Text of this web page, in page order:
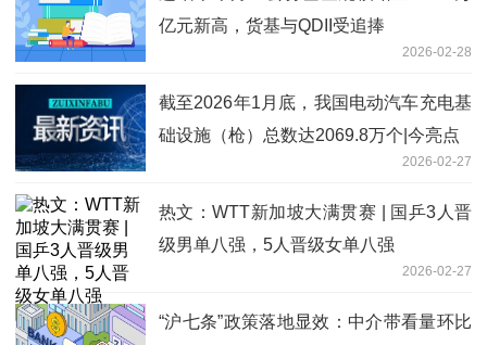
亿元新高，货基与QDII受追捧
2026-02-28
截至2026年1月底，我国电动汽车充电基
础设施（枪）总数达2069.8万个|今亮点
2026-02-27
热文：WTT新加坡大满贯赛 | 国乒3人晋
级男单八强，5人晋级女单八强
2026-02-27
“沪七条”政策落地显效：中介带看量环比